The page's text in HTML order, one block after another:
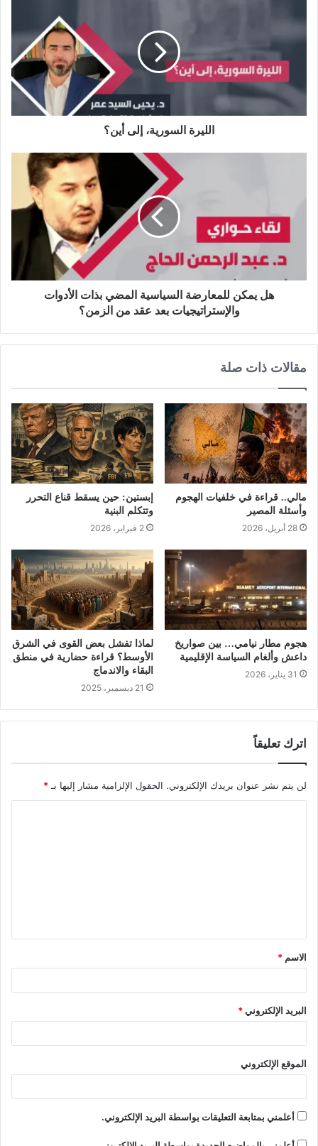
و
ي
ك
إ
ن
الليرة السورية، إلى أين؟
هل يمكن للمعارضة السياسية المضي بذات الأدوات
والإستراتيجيات بعد عقد من الزمن؟
مقالات ذات صلة
مالي.. قراءة في خلفيات الهجوم
وأسئلة المصير
28 أبريل، 2026
إبستين: حين يسقط قناع التحرر
وتتكلم البنية
2 فبراير، 2026
هجوم مطار نيامي… بين صواريخ
داعش وألغام السياسة الإقليمية
31 يناير، 2026
لماذا تفشل بعض القوى في الشرق
الأوسط؟ قراءة حضارية في منطق
البقاء والاندماج
21 ديسمبر، 2025
اترك تعليقاً
لن يتم نشر عنوان بريدك الإلكتروني. الحقول الإلزامية مشار إليها بـ *
ق
*
الاسم *
البريد الإلكتروني*
الموقع الإلكتروني
أعلمني بمتابعة التعليقات بواسطة البريد الإلكتروني.